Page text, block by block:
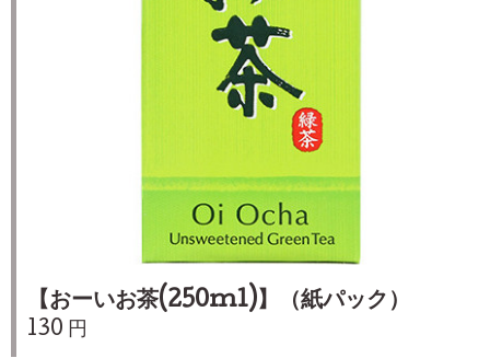
【おーいお茶(250ml)】（紙パック）
130 円